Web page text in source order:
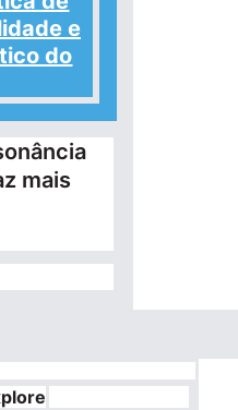
e
do
mais